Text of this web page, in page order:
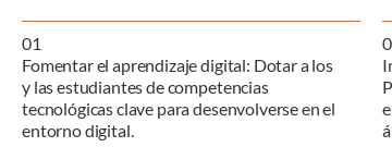
01
Fomentar el aprendizaje digital: Dotar a los
y las estudiantes de competencias
tecnológicas clave para desenvolverse en el
entorno digital.
0